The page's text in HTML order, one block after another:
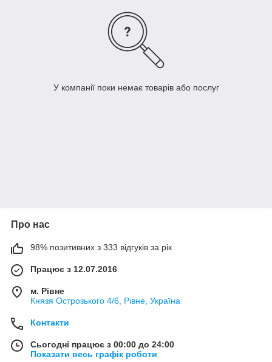
У компанії поки немає товарів або послуг
Про нас
98% позитивних з 333 відгуків за рік
Працює з 12.07.2016
м. Рівне
Князя Острозького 4/6, Рівне, Україна
Контакти
Сьогодні працює з 00:00 до 24:00
Показати весь графік роботи